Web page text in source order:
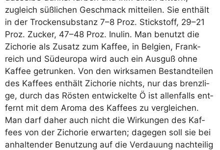
zugleich süß­li­chen Geschmack mit­tei­len. Sie ent­hält
in der Tro­cken­sub­stanz 7–8 Proz. Stick­stoff, 29–21
Proz. Zucker, 47–48 Proz. Inu­lin. Man benutzt die
Zicho­rie als Zusatz zum Kaf­fee, in Bel­gi­en, Frank­
reich und Süd­eu­ro­pa wird auch ein Aus­guß ohne
Kaf­fee getrun­ken. Von den wirk­sa­men Bestand­tei­len
des Kaf­fees ent­hält Zicho­rie nichts, nur das brenz­li­
ge, durch das Rös­ten ent­wi­ckel­te Ö ist allen­falls ent­
fernt mit dem Aro­ma des Kaf­fees zu ver­glei­chen.
Man darf daher auch nicht die Wir­kun­gen des Kaf­
fees von der Zicho­rie erwar­ten; dage­gen soll sie bei
anhal­ten­der Benut­zung auf die Ver­dau­ung nach­tei­lig